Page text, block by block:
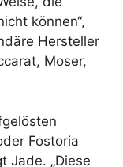
können“,
Hersteller
Moser,
Fostoria
Jade. „Diese